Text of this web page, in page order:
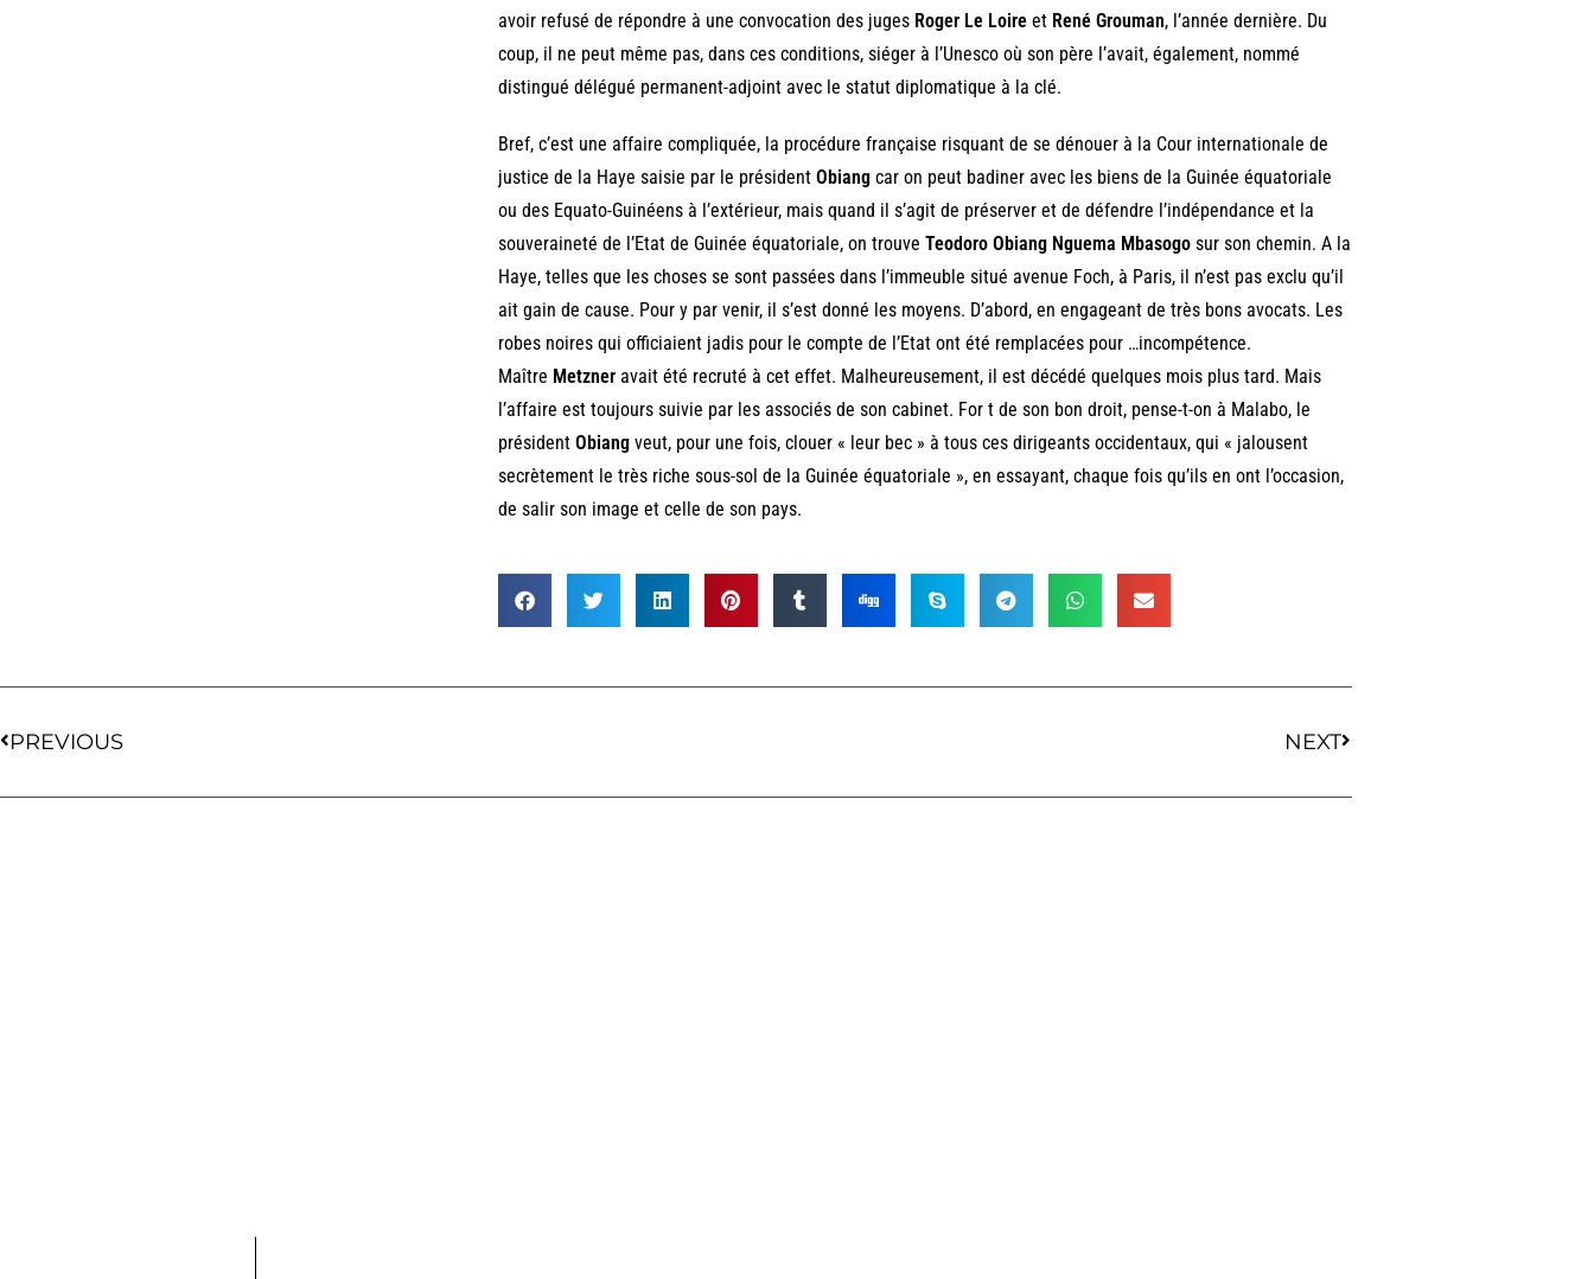
avoir refusé de répondre à une convocation des juges Roger Le Loireet René Grouman, l’année dernière. Du
coup, il ne peut même pas, dans ces conditions, siéger à l’Unesco où son père l’avait, également, nommé
distingué délégué permanent-adjoint avec le statut diplomatique à la clé.
Bref, c’est une affaire compliquée, la procédure française risquant de se dénouer à la Cour internationale de
justice de la Haye saisie par le président Obiangcar on peut badiner avec les biens de la Guinée équatoriale
ou des Equato-Guinéens à l’extérieur, mais quand il s’agit de préserver et de défendre l’indépendance et la
souveraineté de l’Etat de Guinée équatoriale, on trouve Teodoro Obiang Nguema Mbasogosur son chemin. A la
Haye, telles que les choses se sont passées dans l’immeuble situé avenue Foch, à Paris, il n’est pas exclu qu’il
ait gain de cause. Pour y par venir, il s’est donné les moyens. D’abord, en engageant de très bons avocats. Les
robes noires qui officiaient jadis pour le compte de l’Etat ont été remplacées pour …incompétence.
Maître Metzneravait été recruté à cet effet. Malheureusement, il est décédé quelques mois plus tard. Mais
l’affaire est toujours suivie par les associés de son cabinet. For t de son bon droit, pense-t-on à Malabo, le
président Obiangveut, pour une fois, clouer « leur bec » à tous ces dirigeants occidentaux, qui « jalousent
secrètement le très riche sous-sol de la Guinée équatoriale », en essayant, chaque fois qu’ils en ont l’occasion,
de salir son image et celle de son pays.
PREVIOUS NEXT